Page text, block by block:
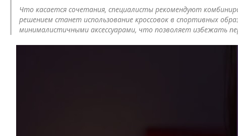
Что касается сочетания, специалисты рекомендуют
решением станет использование кроссовок в спортивных
минималистичными аксессуарами, что позволяет избежать